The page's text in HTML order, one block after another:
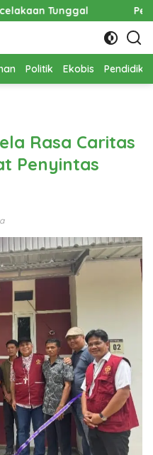
Pembangunan Cathlab
Politik Ekobis
Rasa Caritas
Penyintas